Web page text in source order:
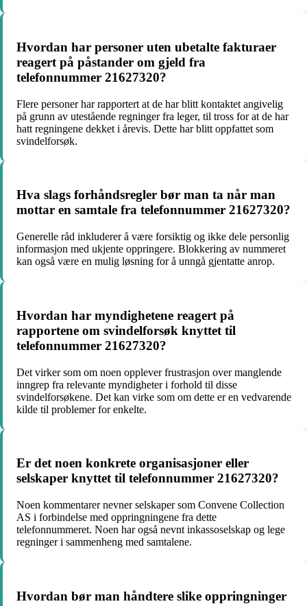
Hvordan har personer uten ubetalte fakturaer
reagert på påstander om gjeld fra
telefonnummer 21627320?
Flere personer har rapportert at de har blitt kontaktet angivelig
på grunn av utestående regninger fra leger, til tross for at de har
hatt regningene dekket i årevis. Dette har blitt oppfattet som
svindelforsøk.
Hva slags forhåndsregler bør man ta når man
mottar en samtale fra telefonnummer 21627320?
Generelle råd inkluderer å være forsiktig og ikke dele personlig
informasjon med ukjente oppringere. Blokkering av nummeret
kan også være en mulig løsning for å unngå gjentatte anrop.
Hvordan har myndighetene reagert på
rapportene om svindelforsøk knyttet til
telefonnummer 21627320?
Det virker som om noen opplever frustrasjon over manglende
inngrep fra relevante myndigheter i forhold til disse
svindelforsøkene. Det kan virke som om dette er en vedvarende
kilde til problemer for enkelte.
Er det noen konkrete organisasjoner eller
selskaper knyttet til telefonnummer 21627320?
Noen kommentarer nevner selskaper som Convene Collection
AS i forbindelse med oppringningene fra dette
telefonnummeret. Noen har også nevnt inkassoselskap og lege
regninger i sammenheng med samtalene.
Hvordan bør man håndtere slike oppringninger